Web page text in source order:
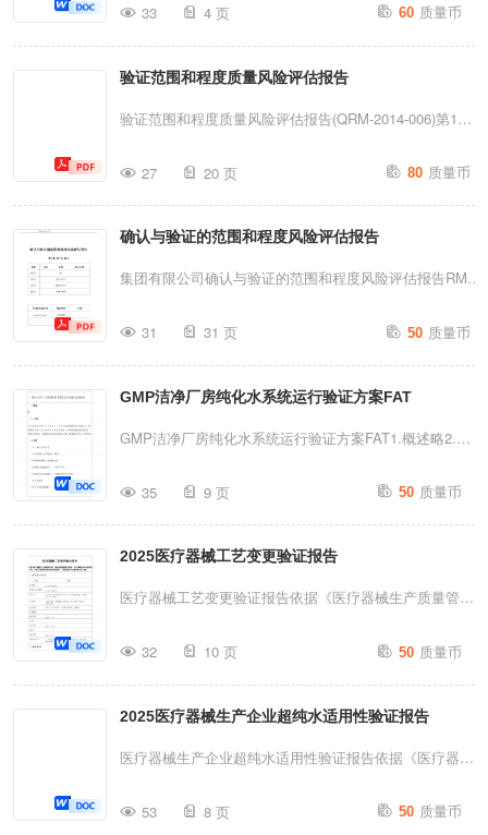
一、演练目的1.提高全员安全意识的同时，通过演练，使
人员掌握应急救援运行程序和方法，提高应急救援小组协
调作战的能力；2.通过演练及演练后的评价、总结，发现
完成高处坠落应急救援的能力；3.检验高处作业...
良好的应急救援体系，检验各应急部门的实战效果，组织
开展好有限空间事故应急救援演练，特制定本方案。一、
演练目的提高全员安全意识的同时，通过演练使人员掌握
应急救援运行程序和方法，提高公司应急救援队伍协调作
增“”强自我保护意识，使安全第一、预防为主、综合治理
的安全方针在公司得到更好的贯彻落实。二、演练组织机
构及其职责1.总指挥×××,其职责是全面负责演练指挥工
33 4 页 60 质量币
验证范围和程度质量风险评估报告
验证范围和程度质量风险评估报告(QRM-2014-006)第1页
险编号QRM-2014-006评估小组成员会签部门姓名签名日期
生产部QAQC设备部其他部门其他部门报告起草人日期报
告审核人日期报告批准人日期目录一、概
述
27 20 页 80 质量币
确认与验证的范围和程度风险评估报告
集团有限公司确认与验证的范围和程度风险评估报告RMP-
责人审核人质量负责人批准人管理者代表文件编号/版本号
修订历史日期RMR-2025-001首次编制确认与验证的范围和
程度风险评估报告RMP-2025-001目录1目
的
31 31 页 50 质量币
GMP洁净厂房纯化水系统运行验证方案FAT
GMP洁净厂房纯化水系统运行验证方案FAT1.概述略2.目
组进行工厂验收测试(FAT),制定测试程序和测试标准，检
测此设备是否满足合同技术要求，各项技术参数是否稳定
可靠，性能是否符合工艺要求。3.职责3.1.确认小组职责
①负责确认方案的起草、修改。0负责组织本确认方案的
告的编写，并报质量受权人审批。3.2.设备部ø担任本确
认组组长。第1页共9页0负责编写、修订确认方案。0负
责组织本确认方案的实施。0负责工程设备的安装和调
35 9 页 50 质量币
2025医疗器械工艺变更验证报告
医疗器械工艺变更验证报告依据《医疗器械生产质量管理
管理办法》《体外诊断试剂注册与备案管理办法》《医疗
器械生产监督管理办法》编制1.报告基本信息项目内容报
告编号RP-PCV-2026-001对应验证方案编号VP-PCV-
2026-001适用产品多参数心电监护仪(ECG-8000型，第二
工艺参数优化(变更前：250-260℃,变更后：245-255℃)
32 10 页 50 质量币
2025医疗器械生产企业超纯水适用性验证报告
医疗器械生产企业超纯水适用性验证报告依据《医疗器械
械注册与备案管理办法》《医疗器械生产监督管理办法》
53 8 页 50 质量币